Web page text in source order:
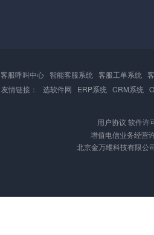
客服呼叫中心 智能客服系统 客服工单系统
友情链接：
选软件网 ERP系统 CRM系统
用户协议 软件许
增值电信业务经营
北京金万维科技有限公